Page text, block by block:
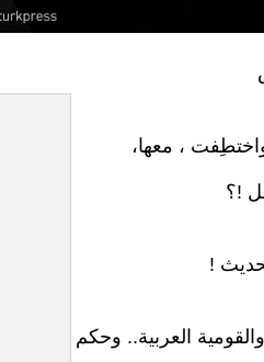
، معها،
!؟
!
العربية.. وحكم